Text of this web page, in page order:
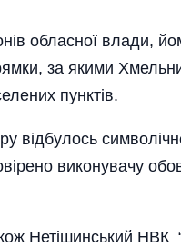
обласної влади,
за якими
пунктів.
відбулось
виконувачу
Нетішинський НВК